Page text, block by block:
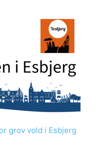
grov vold i Esbjerg